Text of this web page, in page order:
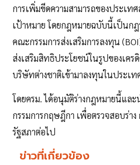
การเพิ่มขีดความสามารถของประเท
เป้าหมาย โดยกฎหมายฉบับนี้เป็นก
คณะกรรมการส่งเสริมการลงทุน
ส่งเสริมสิทธิประโยชน์ในรูปของเค
บริษัทต่างชาติเข้ามาลงทุนในประเท
โดยครม. ได้อนุมัติร่างกฎหมายนี้แล
กรรมการกฤษฎีกา เพื่อตรวจสอบร่า
รัฐสภาต่อไป
ข่าวที่เกี่ยวข้อง